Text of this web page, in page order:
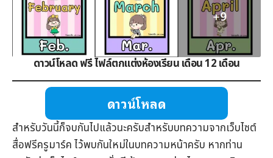
ดาวน์โหลด ฟรี ไฟล์ตกแต่งห้องเรียน เดือน 12 เดือน
ดาวน์โหลด
สำหรับวันนี้ก็จบกันไปแล้วนะครับสำหรับบทความจากเว็บไซต์
สื่อฟรีครูมาร์คไว้พบกันใหม่ในบทความหน้าครับ หากท่าน